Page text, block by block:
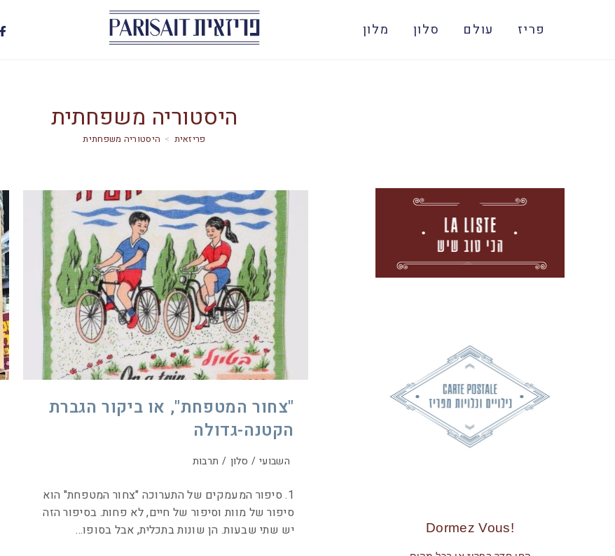
פריז עולם סלון מלון
היסטוריה משפחתית
> היסטוריה משפחתית
"צחור המטפחת", או ביקור הגברת
הקטנה-גדולה
השבועי / סלון / תרבות
1. סיפור המעמקים של התערוכה "צחור המטפחת" הוא
סיפור של מוות וסיפור של חיים, לא פחות. בסיפור הזה
יש שתי שבעות. הן שונות בתכלית, אבל בסופו…
!Dormez Vous